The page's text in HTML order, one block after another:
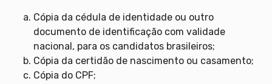
Cópia da cédula de identidade ou outro
documento de identificação com validade
nacional, para os candidatos brasileiros;
Cópia da certidão de nascimento ou casamento;
Cópia do CPF;